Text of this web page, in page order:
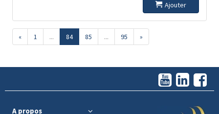
Ajouter
« 1 ... 84 85 ... 95 »
A propos